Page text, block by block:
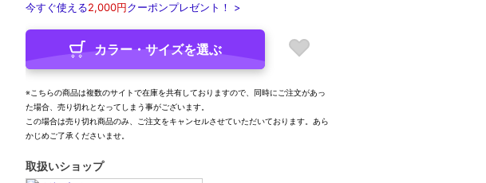
今すぐ使える2,000円クーポンプレゼント！ >
カラー・サイズを選ぶ
※こちらの商品は複数のサイトで在庫を共有しておりますので、同時にご注文があっ
た場合、売り切れとなってしまう事がございます。
この場合は売り切れ商品のみ、ご注文をキャンセルさせていただいております。あら
かじめご了承くださいませ。
取扱いショップ